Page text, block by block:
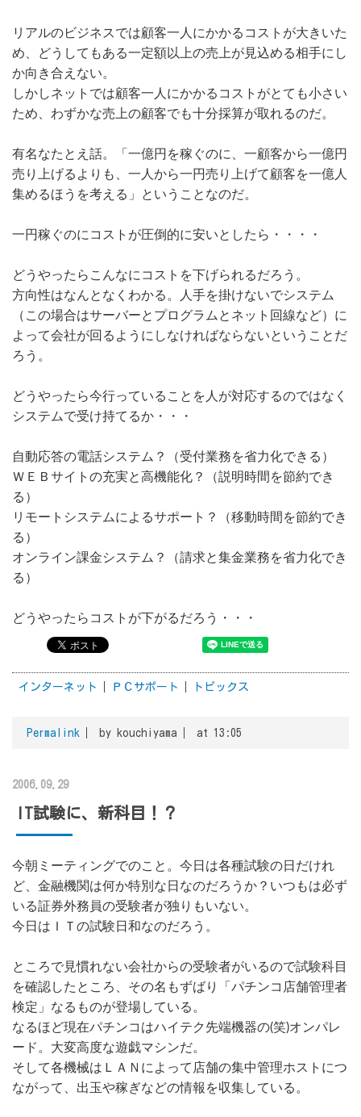
リアルのビジネスでは顧客一人にかかるコストが大きいた
め、どうしてもある一定額以上の売上が見込める相手にし
か向き合えない。
しかしネットでは顧客一人にかかるコストがとても小さい
ため、わずかな売上の顧客でも十分採算が取れるのだ。
有名なたとえ話。「一億円を稼ぐのに、一顧客から一億円
売り上げるよりも、一人から一円売り上げて顧客を一億人
集めるほうを考える」ということなのだ。
一円稼ぐのにコストが圧倒的に安いとしたら・・・・
どうやったらこんなにコストを下げられるだろう。
方向性はなんとなくわかる。人手を掛けないでシステム
（この場合はサーバーとプログラムとネット回線など）に
よって会社が回るようにしなければならないということだ
ろう。
どうやったら今行っていることを人が対応するのではなく
システムで受け持てるか・・・
自動応答の電話システム？（受付業務を省力化できる）
ＷＥＢサイトの充実と高機能化？（説明時間を節約でき
る）
リモートシステムによるサポート？（移動時間を節約でき
る）
オンライン課金システム？（請求と集金業務を省力化でき
る）
どうやったらコストが下がるだろう・・・
インターネット ＰＣサポート トピックス
Permalink by kouchiyama at 13:05
2006.09.29
IT試験に、新科目！？
今朝ミーティングでのこと。今日は各種試験の日だけれ
ど、金融機関は何か特別な日なのだろうか？いつもは必ず
いる証券外務員の受験者が独りもいない。
今日はＩＴの試験日和なのだろう。
ところで見慣れない会社からの受験者がいるので試験科目
を確認したところ、その名もずばり「パチンコ店舗管理者
検定」なるものが登場している。
なるほど現在パチンコはハイテク先端機器の(笑)オンパレ
ード。大変高度な遊戯マシンだ。
そして各機械はＬＡＮによって店舗の集中管理ホストにつ
ながって、出玉や稼ぎなどの情報を収集している。